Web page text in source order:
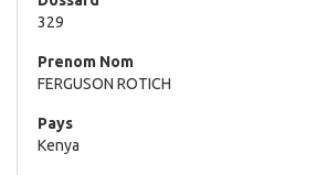
329
FERGUSON ROTICH
Kenya